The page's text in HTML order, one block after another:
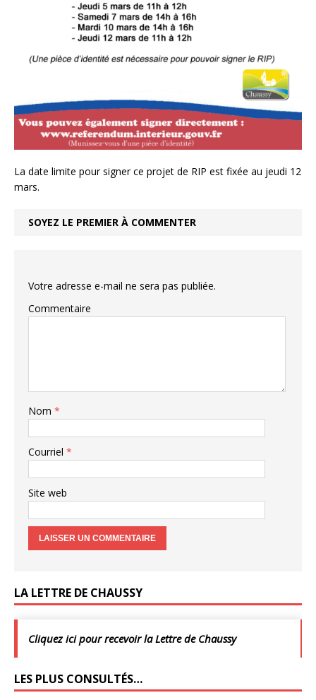
La date limite pour signer ce projet de RIP est fixée au jeudi 12
mars.
SOYEZ LE PREMIER À COMMENTER
Votre adresse e-mail ne sera pas publiée.
Commentaire
Nom *
Courriel *
Site web
LA LETTRE DE CHAUSSY
Cliquez ici pour recevoir la Lettre de Chaussy
LES PLUS CONSULTÉS…